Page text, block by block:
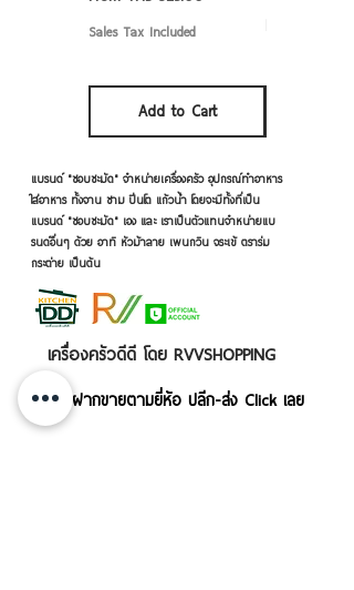
Sales Tax Included
Add to Cart
แบรนด์ "ชอบชะมัด" จำหน่ายเครื่องครัว อุปกรณ์ทำอาหาร
ใส่อาหาร ทั้งจาน ชาม ปิ่นโต แก้วน้ำ โดยจะมีทั้งที่เป็น
แบรนด์ "ชอบชะมัด" เอง และ เราเป็นตัวแทนจำหน่ายแบ
รนด์อื่นๆ ด้วย อาทิ หัวม้าลาย เพนกวิน จระเข้ ตราร่ม
กระต่าย เป็นต้น
เครื่องครัวดีดี โดย RVVSHOPPING
สินค้าฝากขายตามยี่ห้อ ปลีก-ส่ง Click เลย